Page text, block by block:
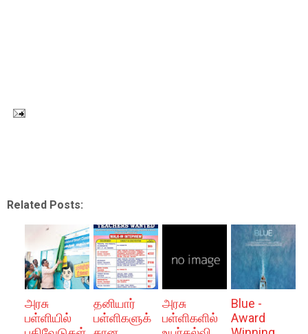
Related Posts:
அரசு
பள்ளியில்
தனியார்
பள்ளிகளுக்
அரசு
பள்ளிகளில்
Blue -
Award